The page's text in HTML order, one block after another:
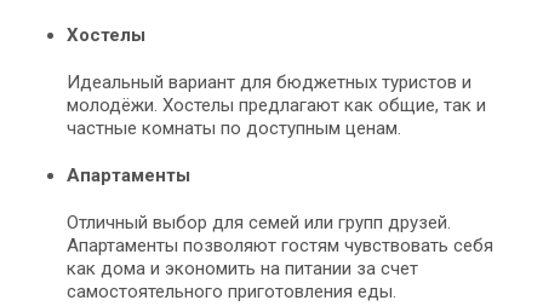
Хостелы
Идеальный вариант для бюджетных туристов и
молодёжи. Хостелы предлагают как общие, так и
частные комнаты по доступным ценам.
Апартаменты
Отличный выбор для семей или групп друзей.
Апартаменты позволяют гостям чувствовать себя
как дома и экономить на питании за счет
самостоятельного приготовления еды.